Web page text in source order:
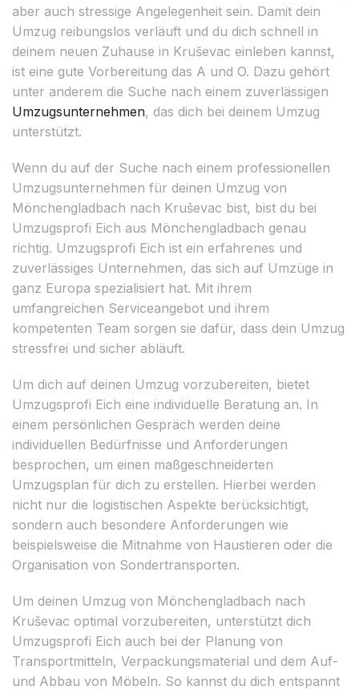
aber auch stressige Angelegenheit sein. Damit dein
Umzug reibungslos verläuft und du dich schnell in
deinem neuen Zuhause in Kruševac einleben kannst,
ist eine gute Vorbereitung das A und O. Dazu gehört
unter anderem die Suche nach einem zuverlässigen
Umzugsunternehmen, das dich bei deinem Umzug
unterstützt.
Wenn du auf der Suche nach einem professionellen
Umzugsunternehmen für deinen Umzug von
Mönchengladbach nach Kruševac bist, bist du bei
Umzugsprofi Eich aus Mönchengladbach genau
richtig. Umzugsprofi Eich ist ein erfahrenes und
zuverlässiges Unternehmen, das sich auf Umzüge in
ganz Europa spezialisiert hat. Mit ihrem
umfangreichen Serviceangebot und ihrem
kompetenten Team sorgen sie dafür, dass dein Umzug
stressfrei und sicher abläuft.
Um dich auf deinen Umzug vorzubereiten, bietet
Umzugsprofi Eich eine individuelle Beratung an. In
einem persönlichen Gespräch werden deine
individuellen Bedürfnisse und Anforderungen
besprochen, um einen maßgeschneiderten
Umzugsplan für dich zu erstellen. Hierbei werden
nicht nur die logistischen Aspekte berücksichtigt,
sondern auch besondere Anforderungen wie
beispielsweise die Mitnahme von Haustieren oder die
Organisation von Sondertransporten.
Um deinen Umzug von Mönchengladbach nach
Kruševac optimal vorzubereiten, unterstützt dich
Umzugsprofi Eich auch bei der Planung von
Transportmitteln, Verpackungsmaterial und dem Auf-
und Abbau von Möbeln. So kannst du dich entspannt